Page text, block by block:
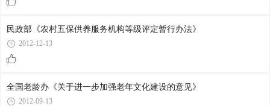
民政部《农村五保供养服务机构等级评定暂行办法》
2012-12-13
全国老龄办《关于进一步加强老年文化建设的意见》
2012-09-13